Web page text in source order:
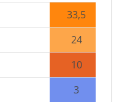
33,5
24
10
3